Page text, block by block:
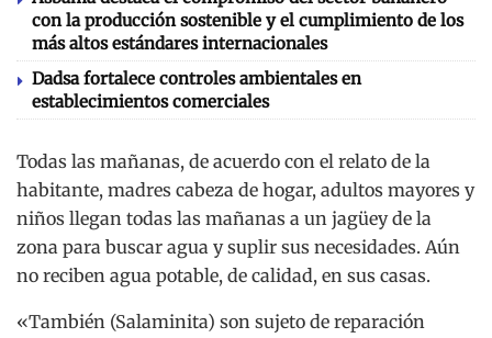
con la producción sostenible y el cumplimiento de los
más altos estándares internacionales
Dadsa fortalece controles ambientales en
establecimientos comerciales
Todas las mañanas, de acuerdo con el relato de la
habitante, madres cabeza de hogar, adultos mayores y
niños llegan todas las mañanas a un jagüey de la
zona para buscar agua y suplir sus necesidades. Aún
no reciben agua potable, de calidad, en sus casas.
«También (Salaminita) son sujeto de reparación